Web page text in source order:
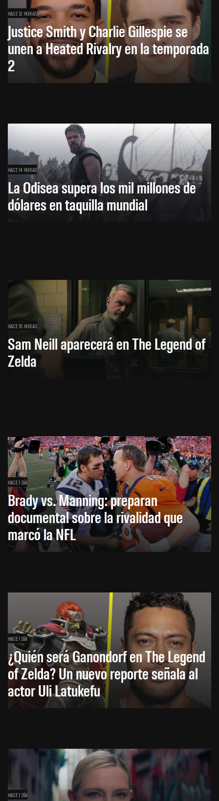
HACE 12 HORAS
Justice Smith y Charlie Gillespie se
unen a Heated Rivalry en la temporada
2
HACE 14 HORAS
La Odisea supera los mil millones de
dólares en taquilla mundial
HACE 15 HORAS
Sam Neill aparecerá en The Legend of
Zelda
HACE 1 DÍA
Brady vs. Manning: preparan
documental sobre la rivalidad que
marcó la NFL
HACE 1 DÍA
¿Quién será Ganondorf en The Legend
of Zelda? Un nuevo reporte señala al
actor Uli Latukefu
HACE 1 DÍA